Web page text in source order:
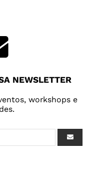
NEWSLETTER
workshops e